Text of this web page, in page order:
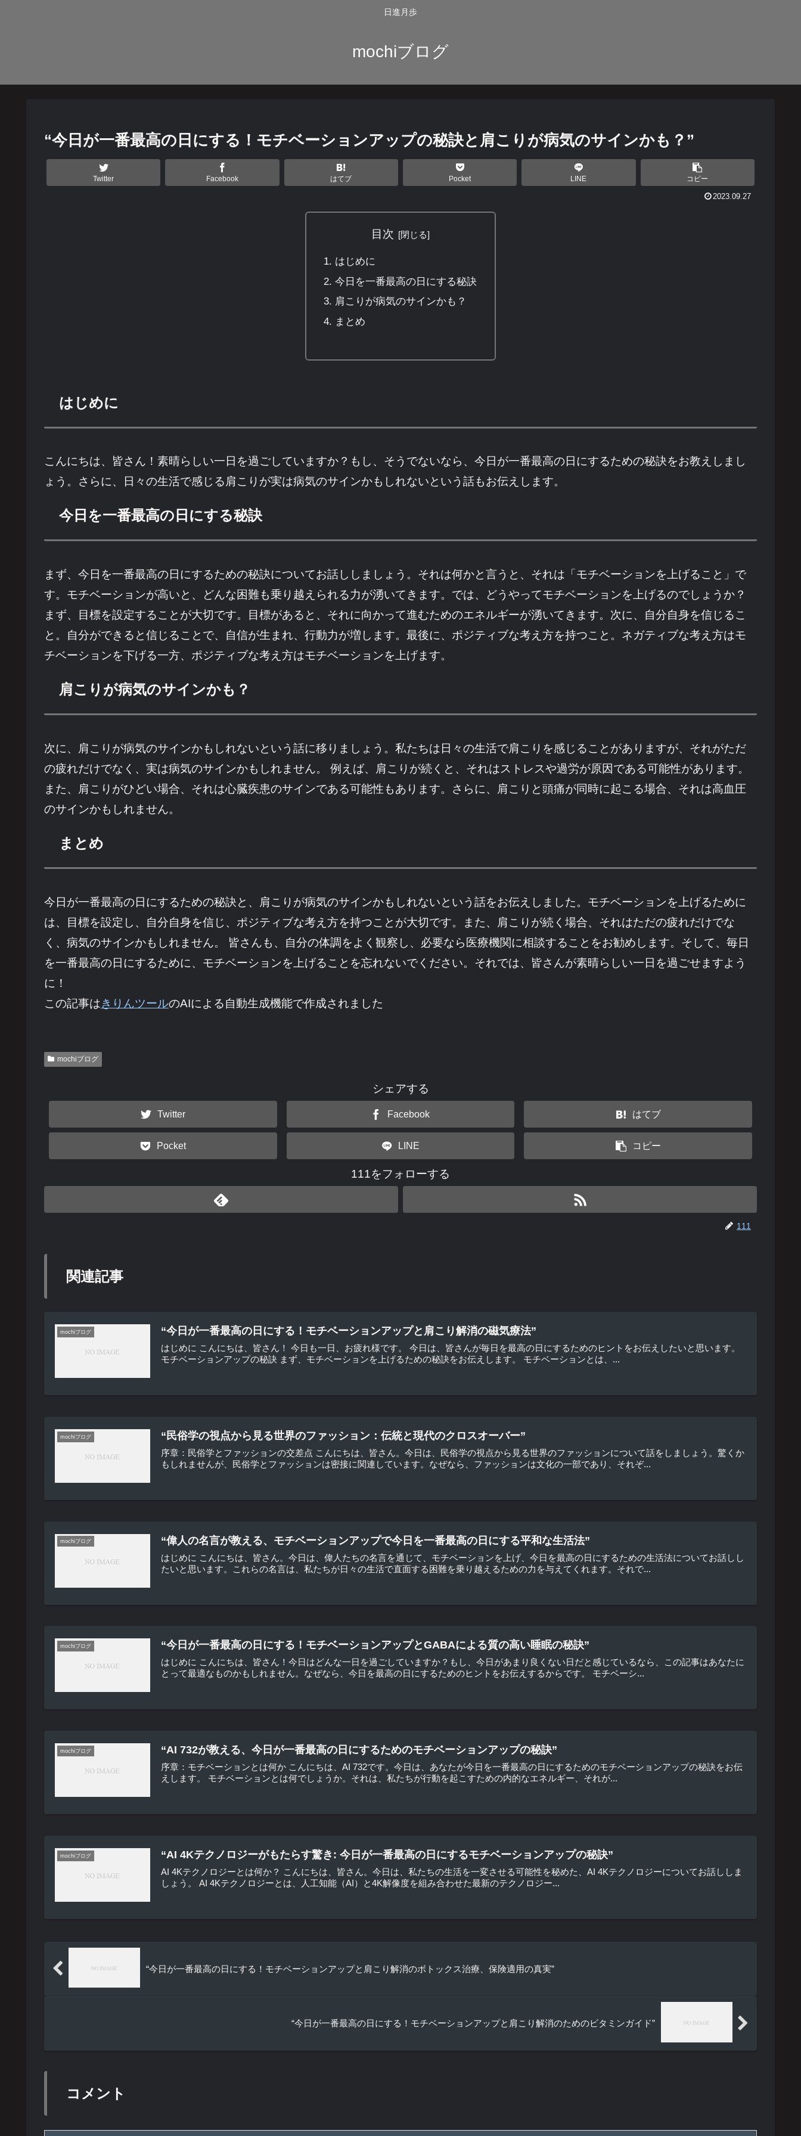
日進月歩
mochiブログ
“今日が一番最高の日にする！モチベーションアップの秘訣と肩こりが病気のサインかも？”
Twitter Facebook はてブ Pocket LINE コピー
2023.09.27
目次
はじめに
今日を一番最高の日にする秘訣
肩こりが病気のサインかも？
まとめ
はじめに
こんにちは、皆さん！素晴らしい一日を過ごしていますか？もし、そうでないなら、今日が一番最高の日にするための秘訣をお教えしまし
ょう。さらに、日々の生活で感じる肩こりが実は病気のサインかもしれないという話もお伝えします。
今日を一番最高の日にする秘訣
まず、今日を一番最高の日にするための秘訣についてお話ししましょう。それは何かと言うと、それは「モチベーションを上げること」で
す。モチベーションが高いと、どんな困難も乗り越えられる力が湧いてきます。では、どうやってモチベーションを上げるのでしょうか？
まず、目標を設定することが大切です。目標があると、それに向かって進むためのエネルギーが湧いてきます。次に、自分自身を信じるこ
と。自分ができると信じることで、自信が生まれ、行動力が増します。最後に、ポジティブな考え方を持つこと。ネガティブな考え方はモ
チベーションを下げる一方、ポジティブな考え方はモチベーションを上げます。
肩こりが病気のサインかも？
次に、肩こりが病気のサインかもしれないという話に移りましょう。私たちは日々の生活で肩こりを感じることがありますが、それがただ
の疲れだけでなく、実は病気のサインかもしれません。 例えば、肩こりが続くと、それはストレスや過労が原因である可能性があります。
また、肩こりがひどい場合、それは心臓疾患のサインである可能性もあります。さらに、肩こりと頭痛が同時に起こる場合、それは高血圧
のサインかもしれません。
まとめ
今日が一番最高の日にするための秘訣と、肩こりが病気のサインかもしれないという話をお伝えしました。モチベーションを上げるために
は、目標を設定し、自分自身を信じ、ポジティブな考え方を持つことが大切です。また、肩こりが続く場合、それはただの疲れだけでな
く、病気のサインかもしれません。 皆さんも、自分の体調をよく観察し、必要なら医療機関に相談することをお勧めします。そして、毎日
を一番最高の日にするために、モチベーションを上げることを忘れないでください。それでは、皆さんが素晴らしい一日を過ごせますよう
に！
この記事はきりんツールのAIによる自動生成機能で作成されました
mochiブログ
シェアする
Twitter Facebook はてブ
Pocket LINE コピー
111をフォローする
111
関連記事
mochiブログ “今日が一番最高の日にする！モチベーションアップと肩こり解消の磁気療法”
はじめに こんにちは、皆さん！ 今日も一日、お疲れ様です。 今日は、皆さんが毎日を最高の日にするためのヒントをお伝えしたいと思います。
モチベーションアップの秘訣 まず、モチベーションを上げるための秘訣をお伝えします。 モチベーションとは、...
mochiブログ “民俗学の視点から見る世界のファッション：伝統と現代のクロスオーバー”
序章：民俗学とファッションの交差点 こんにちは、皆さん。今日は、民俗学の視点から見る世界のファッションについて話をしましょう。驚くか
もしれませんが、民俗学とファッションは密接に関連しています。なぜなら、ファッションは文化の一部であり、それぞ...
mochiブログ “偉人の名言が教える、モチベーションアップで今日を一番最高の日にする平和な生活法”
はじめに こんにちは、皆さん。今日は、偉人たちの名言を通じて、モチベーションを上げ、今日を最高の日にするための生活法についてお話しし
たいと思います。これらの名言は、私たちが日々の生活で直面する困難を乗り越えるための力を与えてくれます。それで...
mochiブログ “今日が一番最高の日にする！モチベーションアップとGABAによる質の高い睡眠の秘訣”
はじめに こんにちは、皆さん！今日はどんな一日を過ごしていますか？もし、今日があまり良くない日だと感じているなら、この記事はあなたに
とって最適なものかもしれません。なぜなら、今日を最高の日にするためのヒントをお伝えするからです。 モチベーシ...
mochiブログ “AI 732が教える、今日が一番最高の日にするためのモチベーションアップの秘訣”
序章：モチベーションとは何か こんにちは、AI 732です。今日は、あなたが今日を一番最高の日にするためのモチベーションアップの秘訣をお伝
えします。 モチベーションとは何でしょうか。それは、私たちが行動を起こすための内的なエネルギー、それが...
mochiブログ “AI 4Kテクノロジーがもたらす驚き: 今日が一番最高の日にするモチベーションアップの秘訣”
AI 4Kテクノロジーとは何か？ こんにちは、皆さん。今日は、私たちの生活を一変させる可能性を秘めた、AI 4Kテクノロジーについてお話ししま
しょう。 AI 4Kテクノロジーとは、人工知能（AI）と4K解像度を組み合わせた最新のテクノロジー...
“今日が一番最高の日にする！モチベーションアップと肩こり解消のボトックス治療、保険適用の真実”
“今日が一番最高の日にする！モチベーションアップと肩こり解消のためのビタミンガイド”
コメント